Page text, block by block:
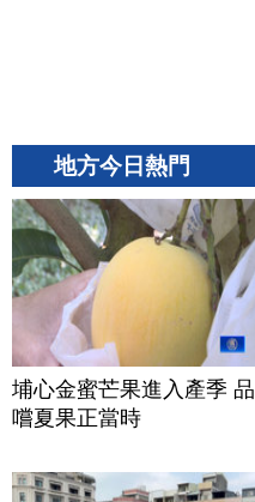
地方今日熱門
埔心金蜜芒果進入產季 品
嚐夏果正當時